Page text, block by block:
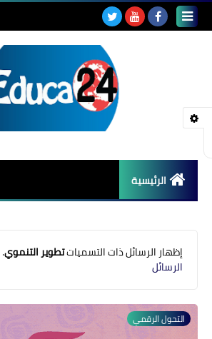
الرئيسية
قضايا
مشاكل
منوعات
‏إظهار الرسائل ذات التسمياتتطوير التنموي.
الرسائل
التحول الرقمي